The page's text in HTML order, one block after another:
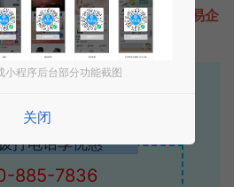
程序不难，只需要咨询本站易企
免费提供报价。
众号H5 APP等软件开发
打电话享优惠
885-7836
小程序后台部分功能截图
关闭